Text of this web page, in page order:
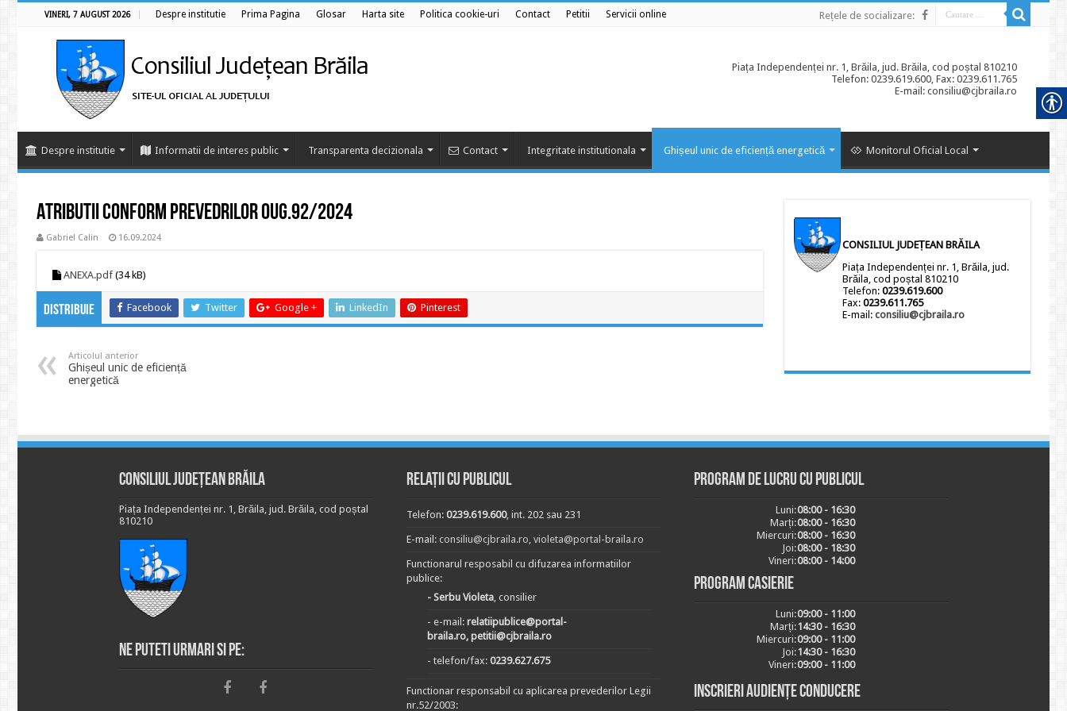
VINERI, 7 AUGUST 2026 Despre institutie Prima Pagina Glosar Harta site Politica cookie-uri Contact Petitii Servicii online Rețele de socializare:
Piața Independenței nr. 1, Brăila, jud. Brăila, cod poștal 810210
Telefon: 0239.619.600, Fax: 0239.611.765
E-mail: consiliu@cjbraila.ro
Despre institutie Informatii de interes public Transparenta decizionala Contact Integritate institutionala Ghișeul unic de eficiență energetică Monitorul Oficial Local
Atributii conform prevedrilor OUG.92/2024
Gabriel Calin 16.09.2024
ANEXA.pdf (34 kB)
Distribuie Facebook Twitter Google + LinkedIn Pinterest
Articolul anterior
Ghișeul unic de eficiență
energetică
CONSILIUL JUDEȚEAN BRĂILA
Piața Independenței nr. 1, Brăila, jud.
Brăila, cod poștal 810210
Telefon: 0239.619.600
Fax: 0239.611.765
E-mail: consiliu@cjbraila.ro
Consiliul Județean Brăila
Piața Independenței nr. 1, Brăila, jud. Brăila, cod poștal
810210
Ne puteti urmari si pe:
Relații cu publicul
Telefon: 0239.619.600, int. 202 sau 231
E-mail: consiliu@cjbraila.ro, violeta@portal-braila.ro
Functionarul resposabil cu difuzarea informatiilor
publice:
- Serbu Violeta, consilier
- e-mail: relatiipublice@portal-
braila.ro, petitii@cjbraila.ro
- telefon/fax: 0239.627.675
Functionar responsabil cu aplicarea prevederilor Legii
nr.52/2003:
Program de lucru cu publicul
Luni:08:00 - 16:30
Marți:08:00 - 16:30
Miercuri:08:00 - 16:30
Joi:08:00 - 18:30
Vineri:08:00 - 14:00
Program casierie
Luni:09:00 - 11:00
Marți:14:30 - 16:30
Miercuri:09:00 - 11:00
Joi:14:30 - 16:30
Vineri:09:00 - 11:00
Inscrieri audiențe conducere